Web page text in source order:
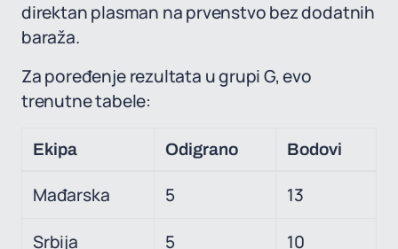
direktan plasman na prvenstvo bez dodatnih
baraža.
Za poređenje rezultata u grupi G, evo
trenutne tabele:
Ekipa Odigrano Bodovi
Mađarska 5 13
Srbija 5 10